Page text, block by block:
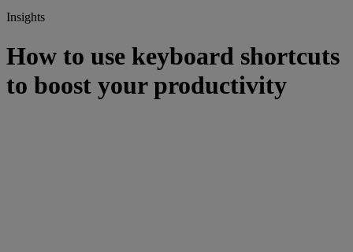
Insights
How to use keyboard shortcuts
to boost your productivity